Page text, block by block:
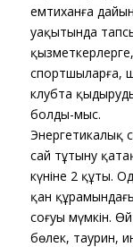
емтиханға
уақытында
спортшыларға,
клубта
болды-мыс.
Энергетикалық
сай тұтыну
күніне 2 құты.
қан
соғуы мүмкін.
бөлек, таурин,